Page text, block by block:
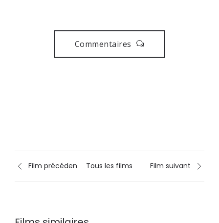
Commentaires
Film précédent Tous les films Film suivant